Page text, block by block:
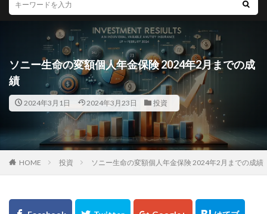
ソニー生命の変額個人年金保険 2024年2月までの成
績
2024年3月1日 2024年3月23日 投資
HOME 投資 ソニー生命の変額個人年金保険 2024年2月までの成績